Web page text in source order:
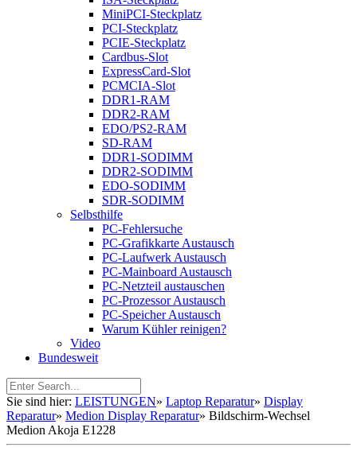
MiniPCI-Steckplatz
PCI-Steckplatz
PCIE-Steckplatz
Cardbus-Slot
ExpressCard-Slot
PCMCIA-Slot
DDR1-RAM
DDR2-RAM
EDO/PS2-RAM
SD-RAM
DDR1-SODIMM
DDR2-SODIMM
EDO-SODIMM
SDR-SODIMM
Selbsthilfe
PC-Fehlersuche
PC-Grafikkarte Austausch
PC-Laufwerk Austausch
PC-Mainboard Austausch
PC-Netzteil austauschen
PC-Prozessor Austausch
PC-Speicher Austausch
Warum Kühler reinigen?
Video
Bundesweit
Sie sind hier: LEISTUNGEN» Laptop Reparatur» Display
Reparatur» Medion Display Reparatur» Bildschirm-Wechsel
Medion Akoja E1228